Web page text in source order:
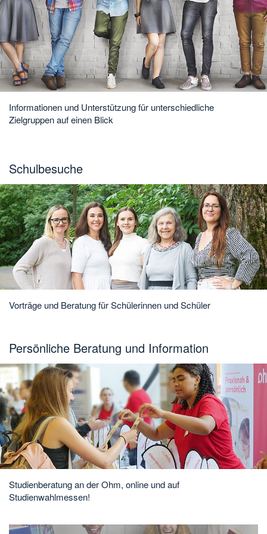
Informationen und Unterstützung für unterschiedliche
Zielgruppen auf einen Blick
Schulbesuche
Vorträge und Beratung für Schülerinnen und Schüler
Persönliche Beratung und Information
Studienberatung an der Ohm, online und auf
Studienwahlmessen!